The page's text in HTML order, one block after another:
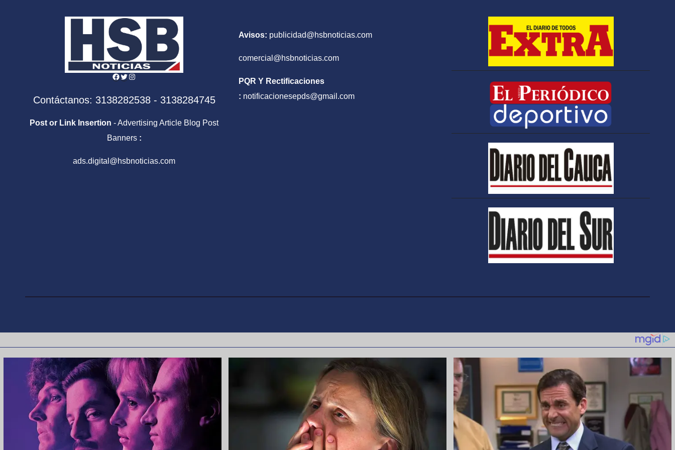
Facebook
Twitter
Instagram
Contáctanos: 3138282538 - 3138284745
Post or Link Insertion - Advertising Article Blog Post
Banners :
ads.digital@hsbnoticias.com
Avisos: publicidad@hsbnoticias.com
comercial@hsbnoticias.com
PQR Y Rectificaciones
: notificacionesepds@gmail.com